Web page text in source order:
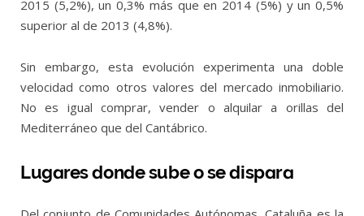
2015 (5,2%), un 0,3% más que en 2014 (5%) y un 0,5%
superior al de 2013 (4,8%).
Sin embargo, esta evolución experimenta una doble
velocidad como otros valores del mercado inmobiliario.
No es igual comprar, vender o alquilar a orillas del
Mediterráneo que del Cantábrico.
Lugares donde sube o se dispara